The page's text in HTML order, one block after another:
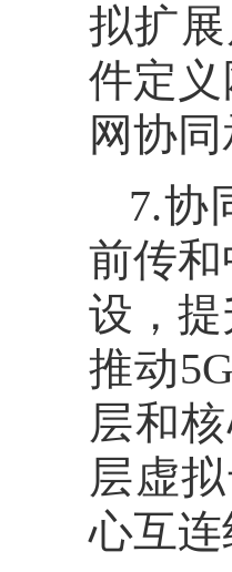
拟扩
件定
网协同
7.协
前传
设，
推动
层和
层虚
心互连